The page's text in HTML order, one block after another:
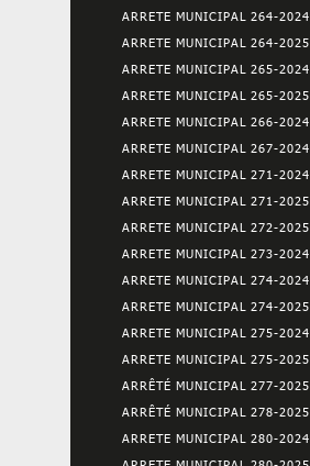
ARRETE MUNICIPAL 264-2024
ARRETE MUNICIPAL 264-2025
ARRETE MUNICIPAL 265-2024
ARRETE MUNICIPAL 265-2025
ARRETE MUNICIPAL 266-2024
ARRETE MUNICIPAL 267-2024
ARRETE MUNICIPAL 271-2024
ARRETE MUNICIPAL 271-2025
ARRETE MUNICIPAL 272-2025
ARRETE MUNICIPAL 273-2024
ARRETE MUNICIPAL 274-2024
ARRETE MUNICIPAL 274-2025
ARRETE MUNICIPAL 275-2024
ARRETE MUNICIPAL 275-2025
ARRÊTÉ MUNICIPAL 277-2025
ARRÊTÉ MUNICIPAL 278-2025
ARRETE MUNICIPAL 280-2024